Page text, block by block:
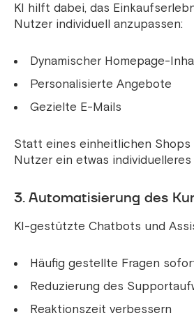
KI hilft dabei, das
Nutzer individuell anzupassen:
Dynamischer Homepage-
Personalisierte Angebote
Gezielte E-Mails
Statt eines einheitlichen Shops
Nutzer ein etwas individuelleres
3. Automatisierung des
KI-gestützte Chatbots und
Häufig gestellte Fragen
Reduzierung des
Reaktionszeit verbessern